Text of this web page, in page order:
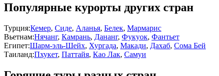
Популярные курорты других стран
Турция:Кемер, Сиде, Аланья, Белек, Мармарис
Вьетнам:Нячанг, Камрань, Дананг, Фукуок, Фантьет
Египет:Шарм-эль-Шейх, Хургада, Макади, Дахаб, Сома Бей
Таиланд:Пхукет, Паттайя, Као Лак, Самуи